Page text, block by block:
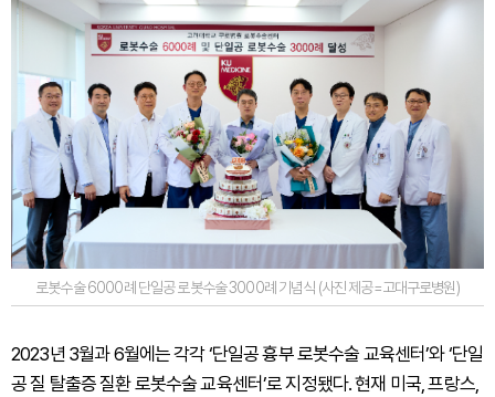
로봇수술 6000례 단일공 로봇수술 3000례 기념식 (사진 제공=고대구로병원)
2023년 3월과 6월에는 각각 ‘단일공 흉부 로봇수술 교육센터’와 ‘단일
공 질 탈출증 질환 로봇수술 교육센터’로 지정됐다. 현재 미국, 프랑스,